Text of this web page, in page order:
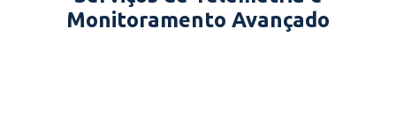
Monitoramento Avançado